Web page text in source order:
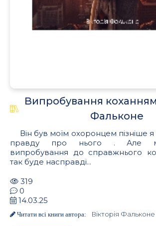
Випробування коханням
Фальконе
Він був моїм охоронцем пізніше
правду про нього . Але
випробування до справжнього
так буде насправді...
319
0
14.03.25
Читати всі книги автора: Вікторія Фальконе